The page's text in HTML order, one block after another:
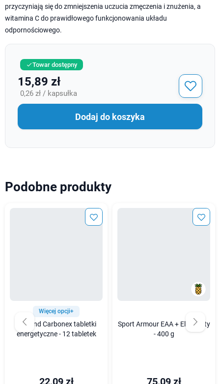
przyczyniają się do zmniejszenia uczucia zmęczenia i znużenia, a
witamina C do prawidłowego funkcjonowania układu
odpornościowego.
Towar dostępny
15,89 zł
0,26 zł / kapsułka
Dodaj do koszyka
Podobne produkty
Więcej opcji+
Nutrend Carbonex tabletki
energetyczne - 12 tabletek
22,09 zł
Sport Armour EAA + Elektrolity
- 400 g
75,09 zł